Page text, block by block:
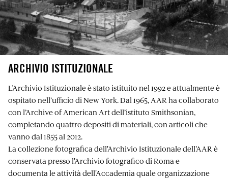
ARCHIVIO ISTITUZIONALE
L’Archivio Istituzionale è stato istituito nel 1992 e attualmente è
ospitato nell’ufficio di New York. Dal 1965, AAR ha collaborato
con l’Archive of American Art dell’istituto Smithsonian,
completando quattro depositi di materiali, con articoli che
vanno dal 1855 al 2012.
La collezione fotografica dell'Archivio Istituzionale dell'AAR è
conservata presso l'Archivio fotografico di Roma e
documenta le attività dell'Accademia quale organizzazione